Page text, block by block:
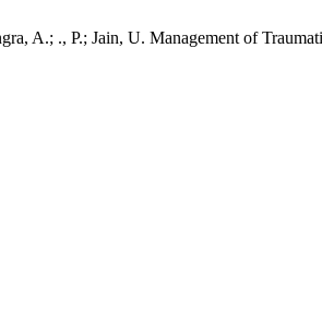
A.; ., P.; Jain, U. Management of